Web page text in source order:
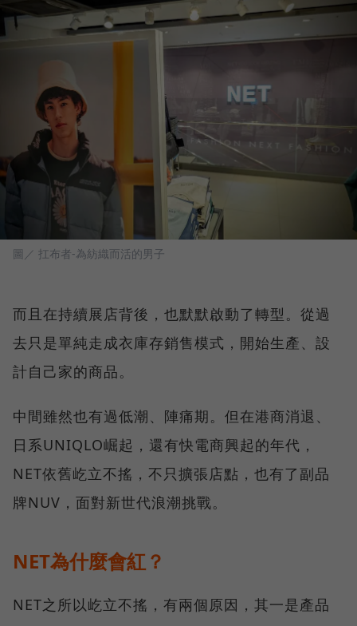
圖／ 扛布者-為紡織而活的男子
而且在持續展店背後，也默默啟動了轉型。從過
去只是單純走成衣庫存銷售模式，開始生產、設
計自己家的商品。
中間雖然也有過低潮、陣痛期。但在港商消退、
日系UNIQLO崛起，還有快電商興起的年代，
NET依舊屹立不搖，不只擴張店點，也有了副品
牌NUV，面對新世代浪潮挑戰。
NET為什麼會紅？
NET之所以屹立不搖，有兩個原因，其一是產品